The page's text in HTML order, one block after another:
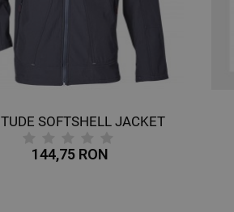
SOFTSHELL JACKET
144,75 RON